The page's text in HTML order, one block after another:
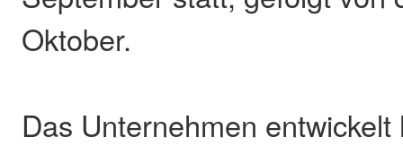
Oktober.
Das Unternehmen entwickelt